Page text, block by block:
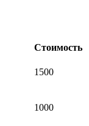
Стоимость
1500
1000